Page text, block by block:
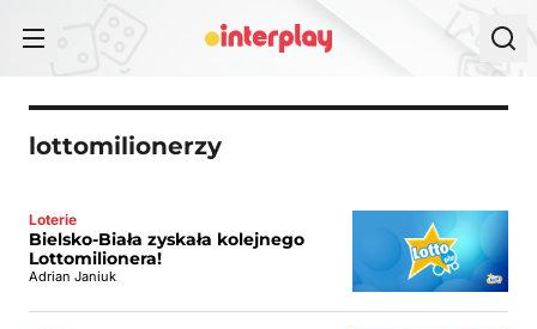
lottomilionerzy
Loterie
Bielsko-Biała zyskała kolejnego
Lottomilionera!
Adrian Janiuk